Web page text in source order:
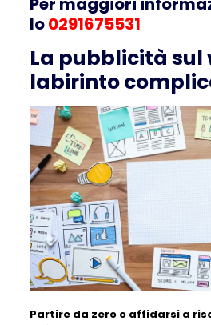
lo0291675531
La pubblicità sul
labirinto
Partire da zero o affidarsi a